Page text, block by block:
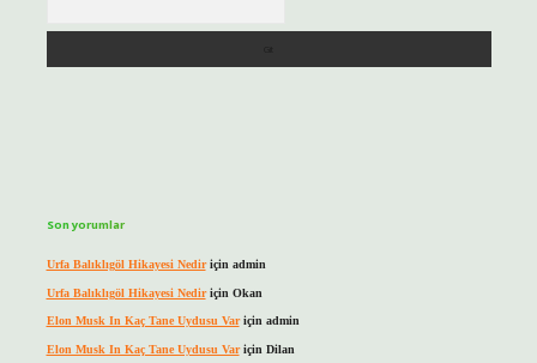
Son yorumlar
Urfa Balıklıgöl Hikayesi Nediriçin admin
Urfa Balıklıgöl Hikayesi Nediriçin Okan
Elon Musk In Kaç Tane Uydusu Variçin admin
Elon Musk In Kaç Tane Uydusu Variçin Dilan